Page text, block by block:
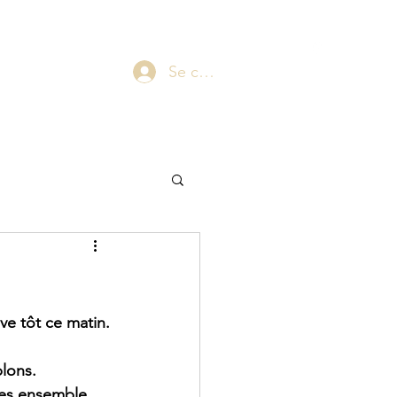
Se connecter
tôt ce matin.